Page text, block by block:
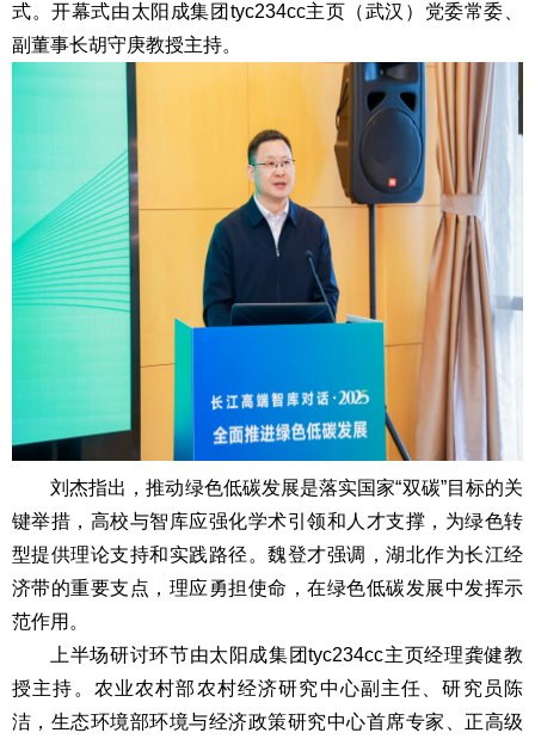
式。开幕式由太阳成集团tyc234cc主页（武汉）党委常委、
副董事长胡守庚教授主持。
刘杰指出，推动绿色低碳发展是落实国家“双碳”目标的关
键举措，高校与智库应强化学术引领和人才支撑，为绿色转
型提供理论支持和实践路径。魏登才强调，湖北作为长江经
济带的重要支点，理应勇担使命，在绿色低碳发展中发挥示
范作用。
上半场研讨环节由太阳成集团tyc234cc主页经理龚健教
授主持。农业农村部农村经济研究中心副主任、研究员陈
洁，生态环境部环境与经济政策研究中心首席专家、正高级